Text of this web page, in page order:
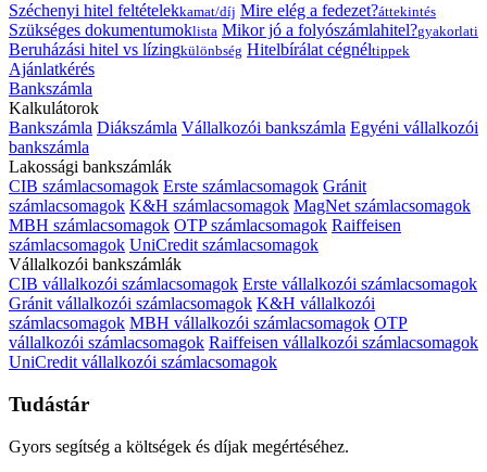
Széchenyi hitel feltételekkamat/díj Mire elég a fedezet?áttekintés
Szükséges dokumentumoklista Mikor jó a folyószámlahitel?gyakorlati
Beruházási hitel vs lízingkülönbség Hitelbírálat cégnéltippek
Ajánlatkérés
Bankszámla
Kalkulátorok
Bankszámla Diákszámla Vállalkozói bankszámla Egyéni vállalkozói
bankszámla
Lakossági bankszámlák
CIB számlacsomagok Erste számlacsomagok Gránit
számlacsomagok K&H számlacsomagok MagNet számlacsomagok
MBH számlacsomagok OTP számlacsomagok Raiffeisen
számlacsomagok UniCredit számlacsomagok
Vállalkozói bankszámlák
CIB vállalkozói számlacsomagok Erste vállalkozói számlacsomagok
Gránit vállalkozói számlacsomagok K&H vállalkozói
számlacsomagok MBH vállalkozói számlacsomagok OTP
vállalkozói számlacsomagok Raiffeisen vállalkozói számlacsomagok
UniCredit vállalkozói számlacsomagok
Tudástár
Gyors segítség a költségek és díjak megértéséhez.